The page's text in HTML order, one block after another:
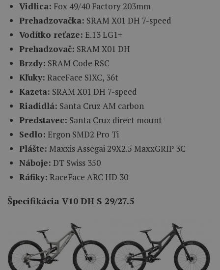
Vidlica: Fox 49/40 Factory 203mm
Prehadzovačka: SRAM X01 DH 7-speed
Vodítko reťaze: E.13 LG1+
Prehadzovač: SRAM X01 DH
Brzdy: SRAM Code RSC
Kľuky: RaceFace SIXC, 36t
Kazeta: SRAM X01 DH 7-speed
Riadidlá: Santa Cruz AM carbon
Predstavec: Santa Cruz direct mount
Sedlo: Ergon SMD2 Pro Ti
Plášte: Maxxis Assegai 29X2.5 MaxxGRIP 3C
Náboje: DT Swiss 350
Ráfiky: RaceFace ARC HD 30
Špecifikácia V10 DH S 29/27.5